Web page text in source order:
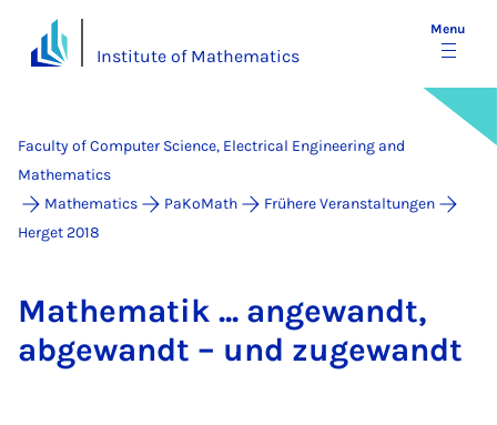
Institute of Mathematics
Menu
Faculty of Computer Science, Electrical Engineering and
Mathematics
Mathematics
PaKoMath
Frühere Veranstaltungen
Herget 2018
Math­em­atik ... an­ge­wandt,
abge­wandt – und zuge­wandt